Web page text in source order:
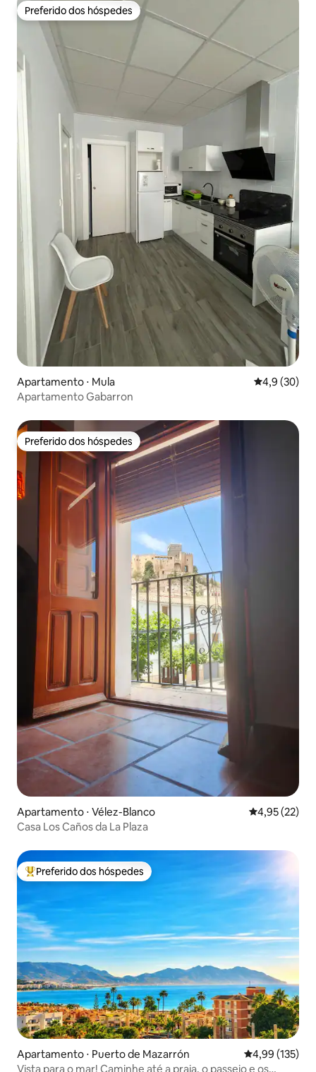
Preferido dos hóspedes
Preferido dos hóspedes
Apartamento ⋅ Mula 4,9 de uma
4,9 (30)
Apartamento Gabarron
Preferido dos hóspedes
Preferido dos hóspedes
Apartamento ⋅ Vélez-Blanco 4,95 de uma
4,95 (22)
Casa Los Caños da La Plaza
Entre os melhores preferidos dos hóspedes
Preferido dos hóspedes
Apartamento ⋅ Puerto de Mazarrón 4,99 de uma
4,99 (135)
Vista para o mar! Caminhe até a praia, o passeio e os